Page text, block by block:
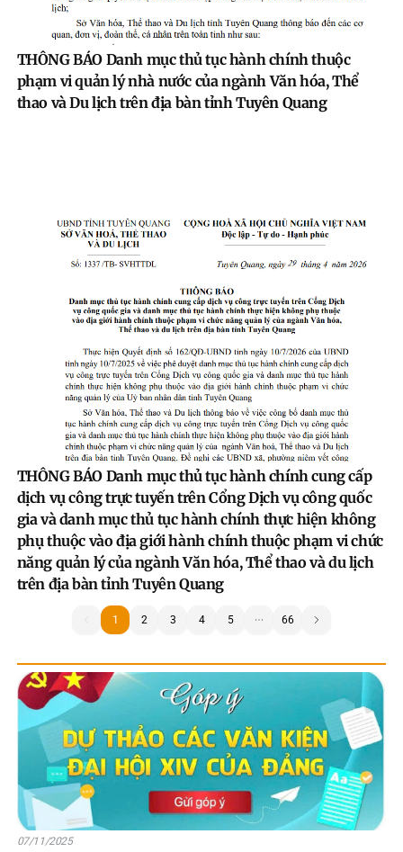
THÔNG BÁO Danh mục thủ tục hành chính thuộc
phạm vi quản lý nhà nước của ngành Văn hóa, Thể
thao và Du lịch trên địa bàn tỉnh Tuyên Quang
THÔNG BÁO Danh mục thủ tục hành chính cung cấp
dịch vụ công trực tuyến trên Cổng Dịch vụ công quốc
gia và danh mục thủ tục hành chính thực hiện không
phụ thuộc vào địa giới hành chính thuộc phạm vi chức
năng quản lý của ngành Văn hóa, Thể thao và du lịch
trên địa bàn tỉnh Tuyên Quang
11 2 3 4 5 66
07/11/2025